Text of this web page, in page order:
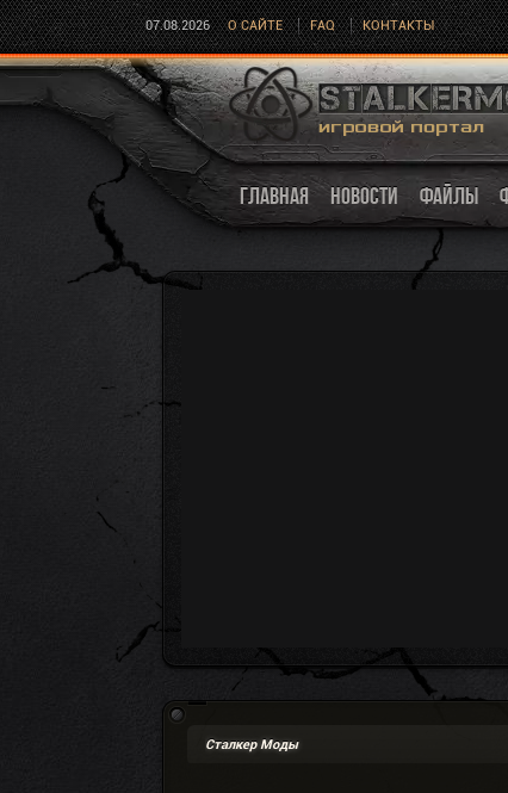
07.08.2026 О САЙТЕ FAQ КОНТАКТЫ
ГЛАВНАЯ НОВОСТИ ФАЙЛЫ
Сталкер Моды